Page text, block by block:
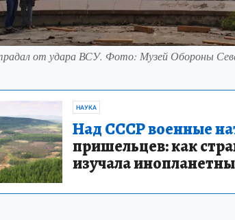
от удара ВСУ. Фото: Музей Обороны
НАУКА
Над СССР военные
пришельцев: как
изучала